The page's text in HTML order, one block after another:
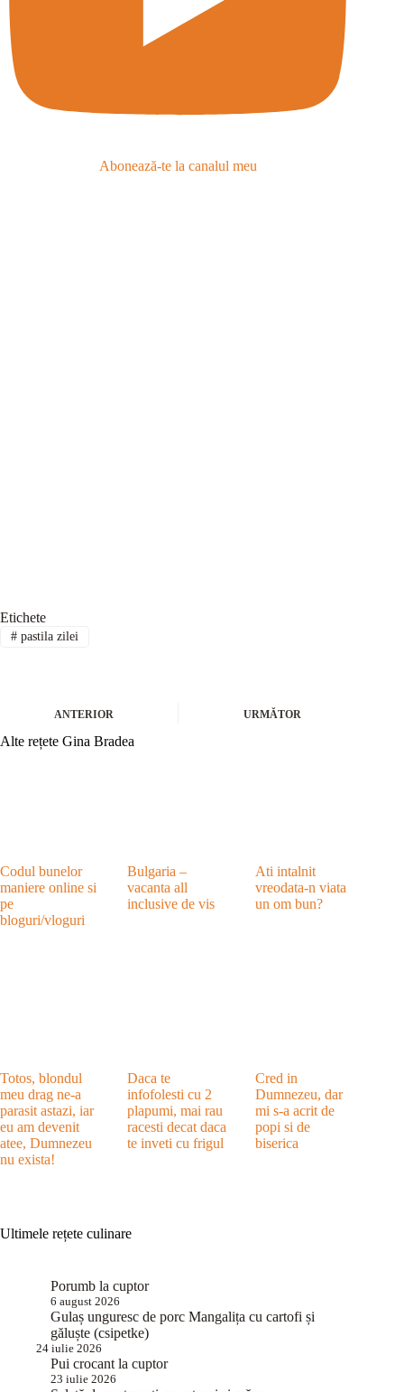
Abonează-te la canalul meu
Etichete
#pastila zilei
ANTERIOR URMĂTOR
Alte rețete Gina Bradea
Codul bunelor
maniere online si
pe
bloguri/vloguri
Bulgaria –
vacanta all
inclusive de vis
Ati intalnit
vreodata-n viata
un om bun?
Totos, blondul
meu drag ne-a
parasit astazi, iar
eu am devenit
atee, Dumnezeu
nu exista!
Daca te
infofolesti cu 2
plapumi, mai rau
racesti decat daca
te inveti cu frigul
Cred in
Dumnezeu, dar
mi s-a acrit de
popi si de
biserica
Ultimele rețete culinare
Porumb la cuptor
6 august 2026
Gulaș unguresc de porc Mangalița cu cartofi și
găluște (csipetke)
24 iulie 2026
Pui crocant la cuptor
23 iulie 2026